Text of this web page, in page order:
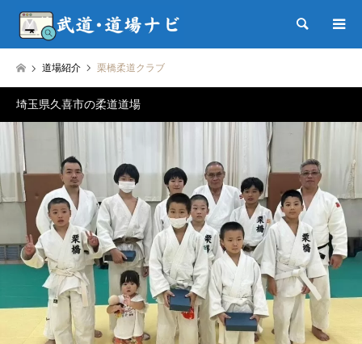
検索
道場紹介 栗橋柔道クラブ
埼玉県久喜市の柔道道場